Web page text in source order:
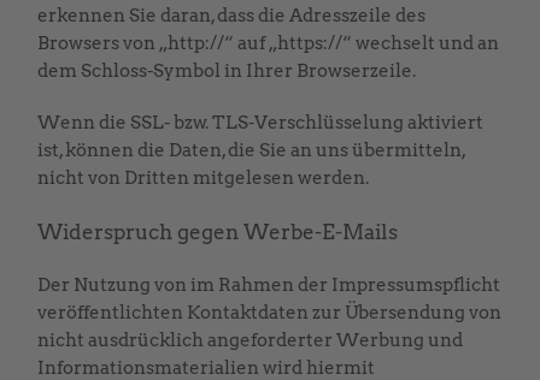
erkennen Sie daran, dass die Adresszeile des
Browsers von „http://“ auf „https://“ wechselt und an
dem Schloss-Symbol in Ihrer Browserzeile.
Wenn die SSL- bzw. TLS-Verschlüsselung aktiviert
ist, können die Daten, die Sie an uns übermitteln,
nicht von Dritten mitgelesen werden.
Widerspruch gegen Werbe-E-Mails
Der Nutzung von im Rahmen der Impressumspflicht
veröffentlichten Kontaktdaten zur Übersendung von
nicht ausdrücklich angeforderter Werbung und
Informationsmaterialien wird hiermit